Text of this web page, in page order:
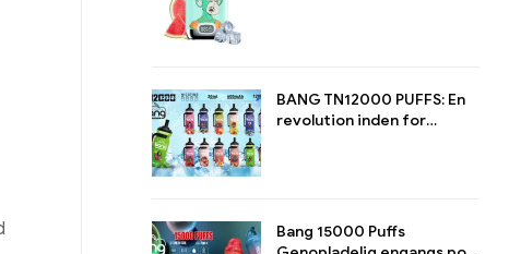
BANG TN12000 PUFFS: En
revolution inden for
Bang 15000 Puffs